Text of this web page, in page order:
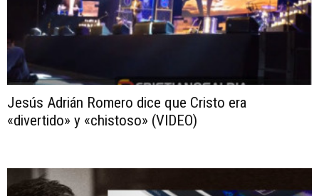
Jesús Adrián Romero dice que Cristo era
«divertido» y «chistoso» (VIDEO)